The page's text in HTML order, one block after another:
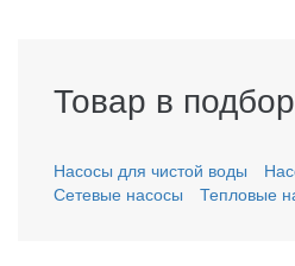
Товар в
Насосы для чистой воды
Сетевые насосы
Тепловые